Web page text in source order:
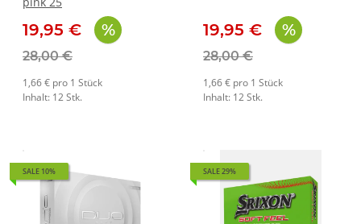
19,95 €
28,00 €
1,66 € pro 1 Stück
Inhalt: 12 Stk.
19,95 €
28,00 €
1,66 € pro 1 Stück
Inhalt: 12 Stk.
SALE 10% SALE 29%